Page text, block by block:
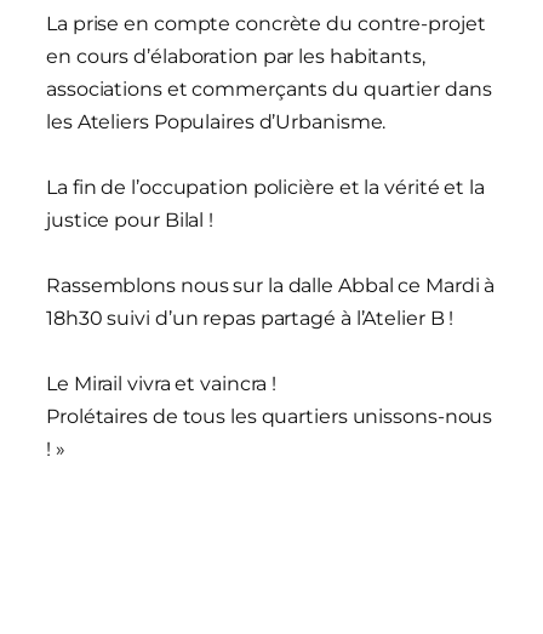
La prise en compte concrète du contre-projet
en cours d’élaboration par les habitants,
associations et commerçants du quartier dans
les Ateliers Populaires d’Urbanisme.
La fin de l’occupation policière et la vérité et la
justice pour Bilal !
Rassemblons nous sur la dalle Abbal ce Mardi à
18h30 suivi d’un repas partagé à l’Atelier B !
Le Mirail vivra et vaincra !
Prolétaires de tous les quartiers unissons-nous
! »